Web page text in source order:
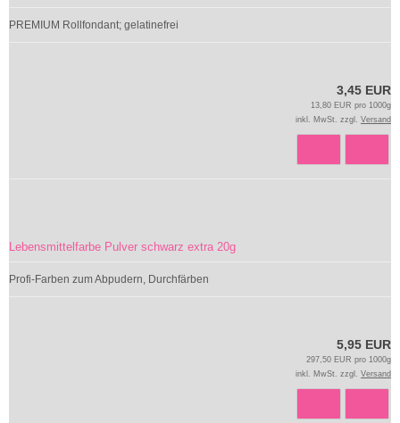
PREMIUM Rollfondant; gelatinefrei
3,45 EUR
13,80 EUR pro 1000g
inkl. MwSt. zzgl. Versand
Lebensmittelfarbe Pulver schwarz extra 20g
Profi-Farben zum Abpudern, Durchfärben
5,95 EUR
297,50 EUR pro 1000g
inkl. MwSt. zzgl. Versand